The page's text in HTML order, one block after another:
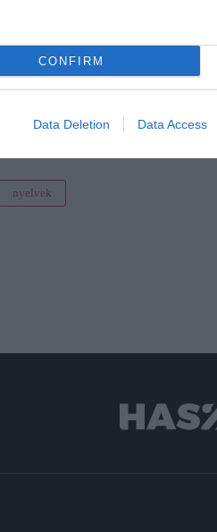
CONFIRM
Data Deletion Data Access
a dietetikust
nyelvek